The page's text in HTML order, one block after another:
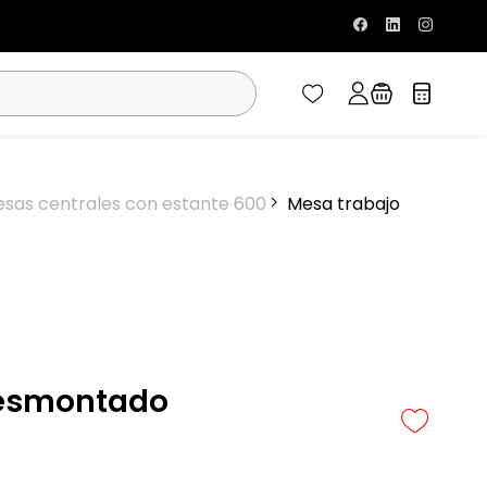
centrales con estante 600
Mesa trabajo